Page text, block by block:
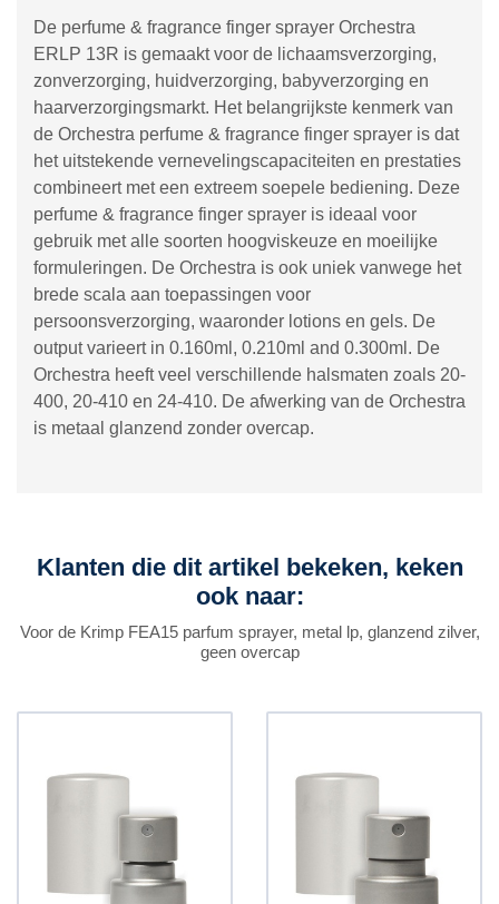
De perfume & fragrance finger sprayer Orchestra
ERLP 13R is gemaakt voor de lichaamsverzorging,
zonverzorging, huidverzorging, babyverzorging en
haarverzorgingsmarkt. Het belangrijkste kenmerk van
de Orchestra perfume & fragrance finger sprayer is dat
het uitstekende vernevelingscapaciteiten en prestaties
combineert met een extreem soepele bediening. Deze
perfume & fragrance finger sprayer is ideaal voor
gebruik met alle soorten hoogviskeuze en moeilijke
formuleringen. De Orchestra is ook uniek vanwege het
brede scala aan toepassingen voor
persoonsverzorging, waaronder lotions en gels. De
output varieert in 0.160ml, 0.210ml and 0.300ml. De
Orchestra heeft veel verschillende halsmaten zoals 20-
400, 20-410 en 24-410. De afwerking van de Orchestra
is metaal glanzend zonder overcap.
Klanten die dit artikel bekeken, keken
ook naar:
Voor de Krimp FEA15 parfum sprayer, metal lp, glanzend zilver,
geen overcap